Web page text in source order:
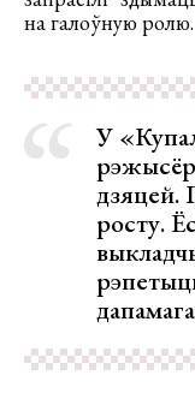
на галоўную ролю.
У
дзяцей.
росту.